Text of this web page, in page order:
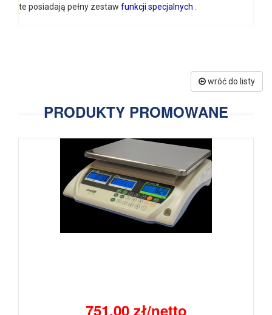
te posiadają pełny zestaw funkcji specjalnych
wróć do listy
PRODUKTY PROMOWANE
751.00 zł/netto